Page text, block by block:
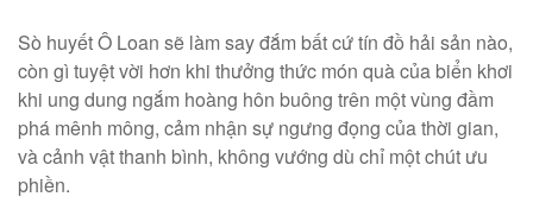
Sò huyết Ô Loan sẽ làm say đắm bất cứ tín đồ hải sản nào,
còn gì tuyệt vời hơn khi thưởng thức món quà của biển khơi
khi ung dung ngắm hoàng hôn buông trên một vùng đầm
phá mênh mông, cảm nhận sự ngưng đọng của thời gian,
và cảnh vật thanh bình, không vướng dù chỉ một chút ưu
phiền.